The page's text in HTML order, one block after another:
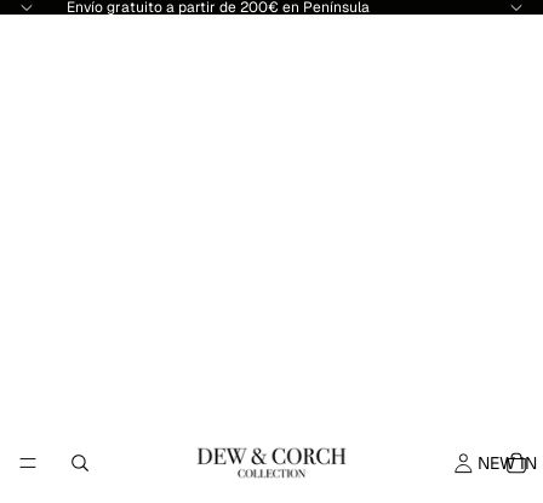
Envío gratuito a partir de 200€ en Península
NEW IN